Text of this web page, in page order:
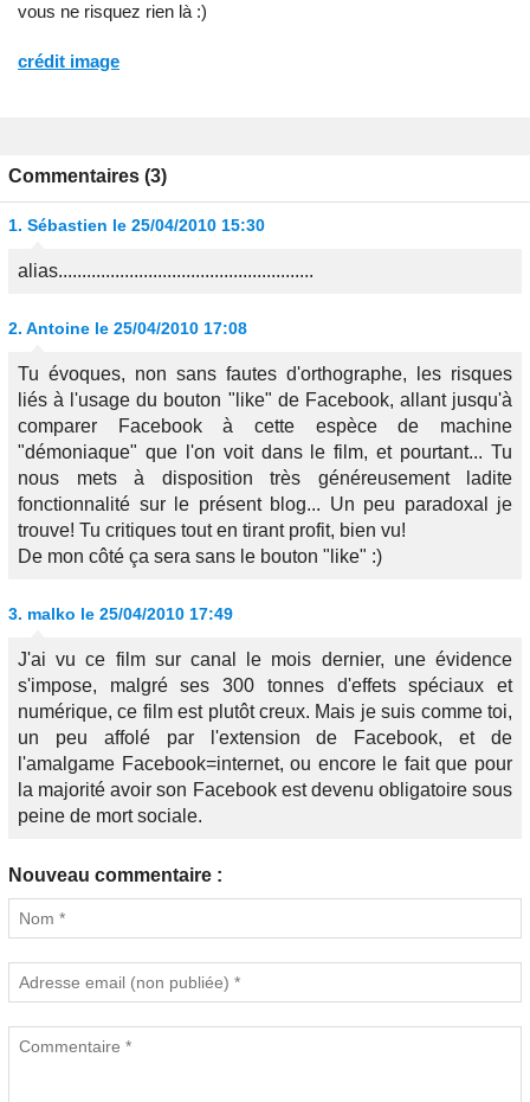
vous ne risquez rien là :)
crédit image
Commentaires (3)
1. Sébastien le 25/04/2010 15:30
alias......................................................
2. Antoine le 25/04/2010 17:08
Tu évoques, non sans fautes d'orthographe, les risques
liés à l'usage du bouton "like" de Facebook, allant jusqu'à
comparer Facebook à cette espèce de machine
"démoniaque" que l'on voit dans le film, et pourtant... Tu
nous mets à disposition très généreusement ladite
fonctionnalité sur le présent blog... Un peu paradoxal je
trouve! Tu critiques tout en tirant profit, bien vu!
De mon côté ça sera sans le bouton "like" :)
3. malko le 25/04/2010 17:49
J'ai vu ce film sur canal le mois dernier, une évidence
s'impose, malgré ses 300 tonnes d'effets spéciaux et
numérique, ce film est plutôt creux. Mais je suis comme toi,
un peu affolé par l'extension de Facebook, et de
l'amalgame Facebook=internet, ou encore le fait que pour
la majorité avoir son Facebook est devenu obligatoire sous
peine de mort sociale.
Nouveau commentaire :